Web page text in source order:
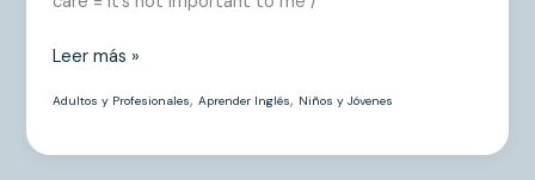
Leer más »
Adultos y Profesionales,Aprender Inglés, Niños y Jóvenes